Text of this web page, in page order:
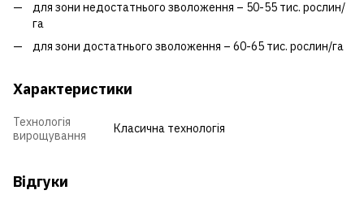
для зони недостатнього зволоження – 50-55 тис. рослин/
га
для зони достатнього зволоження – 60-65 тис. рослин/га
Характеристики
Технологія
вирощування
Класична технологія
Відгуки